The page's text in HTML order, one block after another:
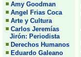
Amy Goodman
Angel Frias Coca
Arte y Cultura
Carlos Jeremías
Jirón: Periodista
Derechos Humanos
Eduardo Galeano